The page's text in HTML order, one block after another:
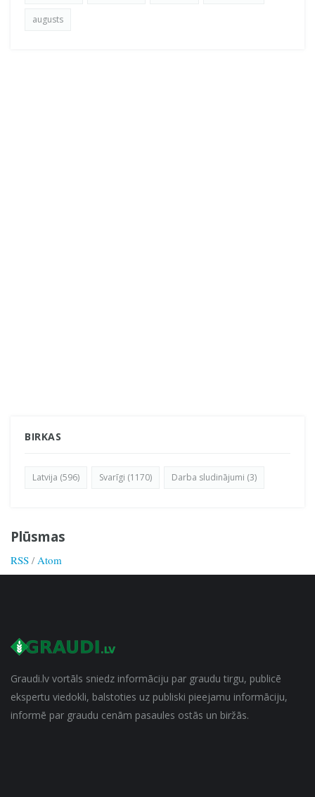
augusts
BIRKAS
Latvija (596) Svarīgi (1170) Darba sludinājumi (3)
Plūsmas
RSS / Atom
Graudi.lv vortāls sniedz informāciju par graudu tirgu, publicē
ekspertu viedokli, balstoties uz publiski pieejamu informāciju,
informē par graudu cenām pasaules ostās un biržās.